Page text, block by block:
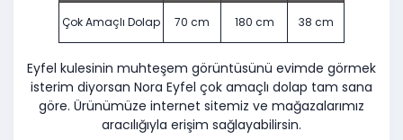
Çok Amaçlı Dolap 70 cm 180 cm 38 cm
Eyfel kulesinin muhteşem görüntüsünü evimde görmek
isterim diyorsan Nora Eyfel çok amaçlı dolap tam sana
göre. Ürünümüze internet sitemiz ve mağazalarımız
aracılığıyla erişim sağlayabilirsin.